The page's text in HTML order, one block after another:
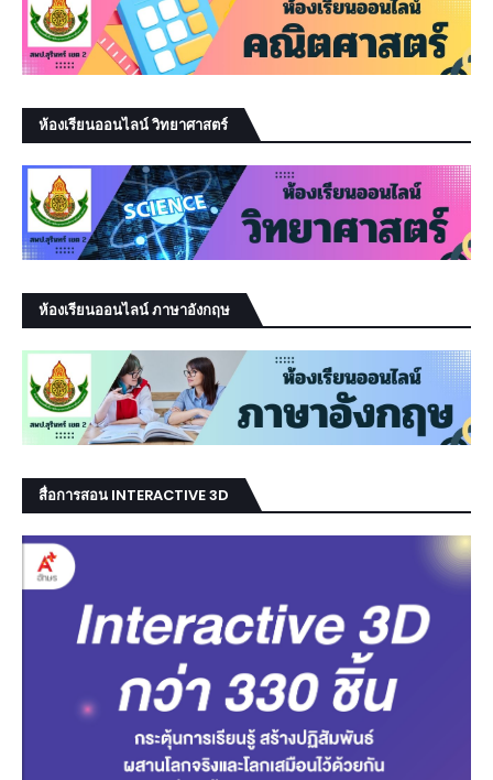
ห้องเรียนออนไลน์ วิทยาศาสตร์
ห้องเรียนออนไลน์ ภาษาอังกฤษ
สื่อการสอน INTERACTIVE 3D